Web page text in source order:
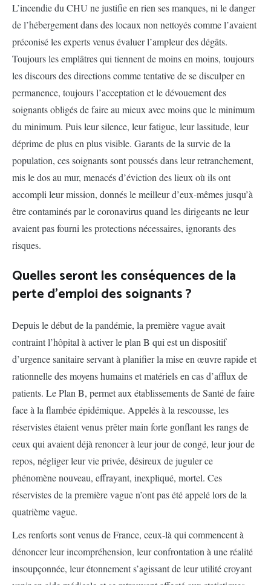
L’incendie du CHU ne justifie en rien ses manques, ni le danger
de l’hébergement dans des locaux non nettoyés comme l’avaient
préconisé les experts venus évaluer l’ampleur des dégâts.
Toujours les emplâtres qui tiennent de moins en moins, toujours
les discours des directions comme tentative de se disculper en
permanence, toujours l’acceptation et le dévouement des
soignants obligés de faire au mieux avec moins que le minimum
du minimum. Puis leur silence, leur fatigue, leur lassitude, leur
déprime de plus en plus visible. Garants de la survie de la
population, ces soignants sont poussés dans leur retranchement,
mis le dos au mur, menacés d’éviction des lieux où ils ont
accompli leur mission, donnés le meilleur d’eux-mêmes jusqu’à
être contaminés par le coronavirus quand les dirigeants ne leur
avaient pas fourni les protections nécessaires, ignorants des
risques.
Quelles seront les conséquences de la
perte d’emploi des soignants ?
Depuis le début de la pandémie, la première vague avait
contraint l’hôpital à activer le plan B qui est un dispositif
d’urgence sanitaire servant à planifier la mise en œuvre rapide et
rationnelle des moyens humains et matériels en cas d’afflux de
patients. Le Plan B, permet aux établissements de Santé de faire
face à la flambée épidémique. Appelés à la rescousse, les
réservistes étaient venus prêter main forte gonflant les rangs de
ceux qui avaient déjà renoncer à leur jour de congé, leur jour de
repos, négliger leur vie privée, désireux de juguler ce
phénomène nouveau, effrayant, inexpliqué, mortel. Ces
réservistes de la première vague n’ont pas été appelé lors de la
quatrième vague.
Les renforts sont venus de France, ceux-là qui commencent à
dénoncer leur incompréhension, leur confrontation à une réalité
insoupçonnée, leur étonnement s’agissant de leur utilité croyant